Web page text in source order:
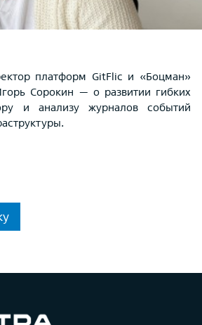
платформ GitFlic и «Боцман»
Сорокин — о развитии гибких
и анализу журналов событий